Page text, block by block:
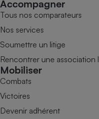
Accompagner
Tous nos comparateurs
Nos services
Soumettre un litige
Rencontrer une association
Mobiliser
Combats
Victoires
Devenir adhérent